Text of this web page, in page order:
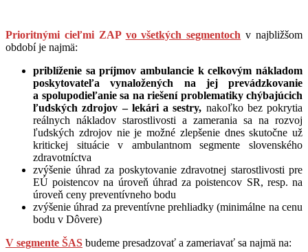
Prioritnými cieľmi ZAP vo všetkých segmentoch v najbližšom
období je najmä:
priblíženie sa príjmov ambulancie k celkovým nákladom
poskytovateľa vynaložených na jej prevádzkovanie
a spolupodieľanie sa na riešení problematiky chýbajúcich
ľudských zdrojov – lekári a sestry, nakoľko bez pokrytia
reálnych nákladov starostlivosti a zamerania sa na rozvoj
ľudských zdrojov nie je možné zlepšenie dnes skutočne už
kritickej situácie v ambulantnom segmente slovenského
zdravotníctva
zvýšenie úhrad za poskytovanie zdravotnej starostlivosti pre
EÚ poistencov na úroveň úhrad za poistencov SR, resp. na
úroveň ceny preventívneho bodu
zvýšenie úhrad za preventívne prehliadky (minimálne na cenu
bodu v Dôvere)
V segmente ŠAS budeme presadzovať a zameriavať sa najmä na: